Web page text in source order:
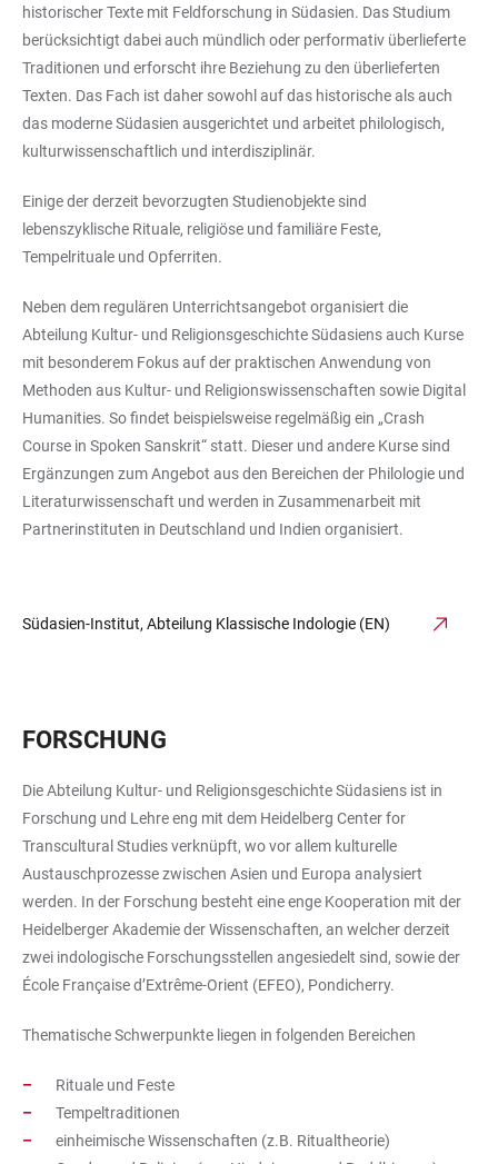
historischer Texte mit Feldforschung in Südasien. Das Studium
berücksichtigt dabei auch mündlich oder performativ überlieferte
Traditionen und erforscht ihre Beziehung zu den überlieferten
Texten. Das Fach ist daher sowohl auf das historische als auch
das moderne Südasien ausgerichtet und arbeitet philologisch,
kulturwissenschaftlich und interdisziplinär.
Einige der derzeit bevorzugten Studienobjekte sind
lebenszyklische Rituale, religiöse und familiäre Feste,
Tempelrituale und Opferriten.
Neben dem regulären Unterrichtsangebot organisiert die
Abteilung Kultur- und Religionsgeschichte Südasiens auch Kurse
mit besonderem Fokus auf der praktischen Anwendung von
Methoden aus Kultur- und Religionswissenschaften sowie Digital
Humanities. So findet beispielsweise regelmäßig ein „Crash
Course in Spoken Sanskrit“ statt. Dieser und andere Kurse sind
Ergänzungen zum Angebot aus den Bereichen der Philologie und
Literaturwissenschaft und werden in Zusammenarbeit mit
Partnerinstituten in Deutschland und Indien organisiert.
Südasien-Institut, Abteilung Klassische Indologie (EN)
FORSCHUNG
Die Abteilung Kultur- und Religionsgeschichte Südasiens ist in
Forschung und Lehre eng mit dem Heidelberg Center for
Transcultural Studies verknüpft, wo vor allem kulturelle
Austauschprozesse zwischen Asien und Europa analysiert
werden. In der Forschung besteht eine enge Kooperation mit der
Heidelberger Akademie der Wissenschaften, an welcher derzeit
zwei indologische Forschungsstellen angesiedelt sind, sowie der
École Française d’Extrême-Orient (EFEO), Pondicherry.
Thematische Schwerpunkte liegen in folgenden Bereichen
Rituale und Feste
Tempeltraditionen
einheimische Wissenschaften (z.B. Ritualtheorie)